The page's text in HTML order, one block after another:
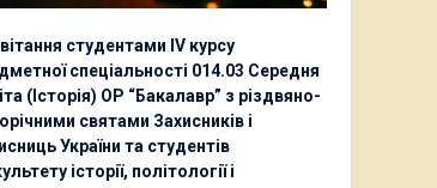
студентами ІV курсу
спеціальності 014.03 Середня
(Історія) ОР “Бакалавр” з різдвяно-
святами Захисників і
України та студентів
історії, політології і